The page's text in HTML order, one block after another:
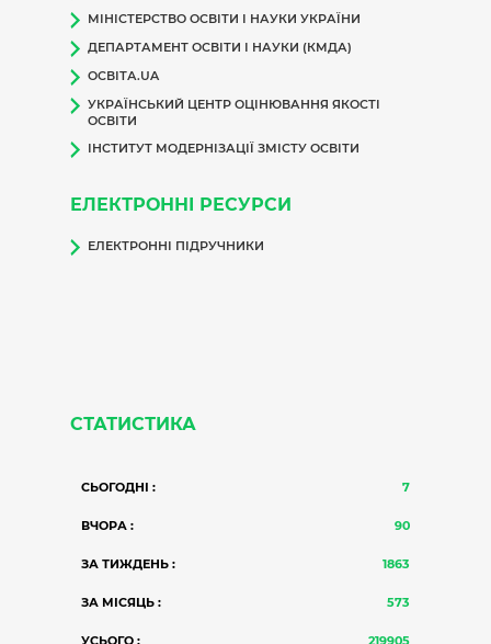
МІНІСТЕРСТВО ОСВІТИ І НАУКИ УКРАЇНИ
ДЕПАРТАМЕНТ ОСВІТИ І НАУКИ (КМДА)
ОСВІТА.UA
УКРАЇНСЬКИЙ ЦЕНТР ОЦІНЮВАННЯ ЯКОСТІ
ОСВІТИ
ІНСТИТУТ МОДЕРНІЗАЦІЇ ЗМІСТУ ОСВІТИ
ЕЛЕКТРОННІ РЕСУРСИ
ЕЛЕКТРОННІ ПІДРУЧНИКИ
СТАТИСТИКА
СЬОГОДНІ : 7
ВЧОРА : 90
ЗА ТИЖДЕНЬ : 1863
ЗА МІСЯЦЬ : 573
УСЬОГО : 219905